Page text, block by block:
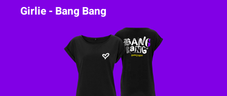
Girlie - Bang Bang